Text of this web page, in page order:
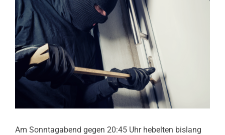
Am Sonntagabend gegen 20:45 Uhr hebelten bislang